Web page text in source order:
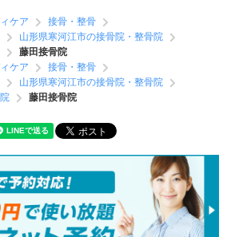
ケア
接骨・整骨
山形県寒河江市の接骨院・整骨院
藤田接骨院
ケア
接骨・整骨
山形県寒河江市の接骨院・整骨院
藤田接骨院